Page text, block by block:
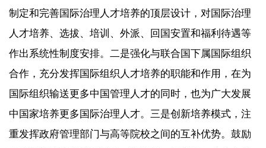
制定和完善国际治理人才培养的顶层设计，对国际治理
人才培养、选拔、培训、外派、回国安置和福利待遇等
作出系统性制度安排。二是强化与联合国下属国际组织
合作，充分发挥国际组织人才培养的职能和作用，在为
国际组织输送更多中国管理人才的同时，也为广大发展
中国家培养更多国际治理人才。三是创新培养模式，注
重发挥政府管理部门与高等院校之间的互补优势。鼓励